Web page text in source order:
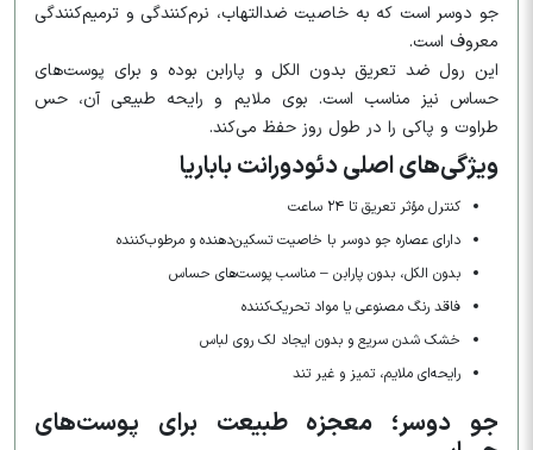
جو دوسر است که به خاصیت ضدالتهاب، نرم‌کنندگی و ترمیم‌کنندگی
معروف است.
این رول ضد تعریق بدون الکل و پارابن بوده و برای پوست‌های
حساس نیز مناسب است. بوی ملایم و رایحه طبیعی آن، حس
طراوت و پاکی را در طول روز حفظ می‌کند.
ویژگی‌های اصلی دئودورانت باباریا
کنترل مؤثر تعریق تا ۲۴ ساعت
دارای عصاره جو دوسر با خاصیت تسکین‌دهنده و مرطوب‌کننده
بدون الکل، بدون پارابن – مناسب پوست‌های حساس
فاقد رنگ مصنوعی یا مواد تحریک‌کننده
خشک شدن سریع و بدون ایجاد لک روی لباس
رایحه‌ای ملایم، تمیز و غیر تند
جو دوسر؛ معجزه طبیعت برای پوست‌های